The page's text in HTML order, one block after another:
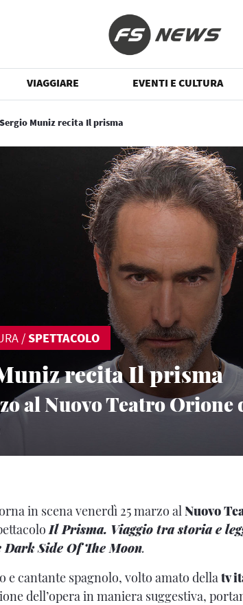
VIAGGIARE EVENTI E CULTURA
Sergio Muniz recita Il prisma
/SPETTACOLO
recita Il prisma
al Nuovo Teatro Orione
in scena venerdì 25 marzo alNuovo
Il Prisma. Viaggio tra storia e
Dark Side Of The Moon.
e cantante spagnolo, volto amato dellatv
dell’opera in maniera suggestiva,